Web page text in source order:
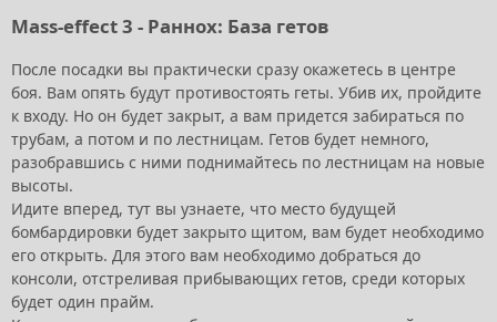
Mass-effect 3 - Раннох: База гетов
После посадки вы практически сразу окажетесь в центре
боя. Вам опять будут противостоять геты. Убив их, пройдите
к входу. Но он будет закрыт, а вам придется забираться по
трубам, а потом и по лестницам. Гетов будет немного,
разобравшись с ними поднимайтесь по лестницам на новые
высоты.
Идите вперед, тут вы узнаете, что место будущей
бомбардировки будет закрыто щитом, вам будет необходимо
его открыть. Для этого вам необходимо добраться до
консоли, отстреливая прибывающих гетов, среди которых
будет один прайм.